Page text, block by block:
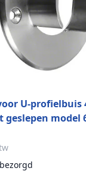
U-profielbuis
geslepen model